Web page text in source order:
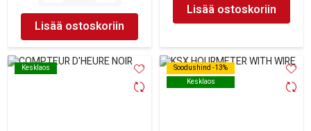
Lisää ostoskoriin
Lisää ostoskoriin
Kesklaos
Kesklaos
Soodushind -13%
Kesklaos
Soodushind -13%
Kesklaos